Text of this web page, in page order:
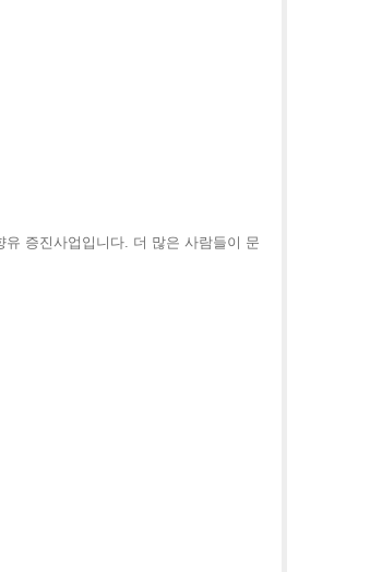
증진사업입니다. 더 많은 사람들이 문